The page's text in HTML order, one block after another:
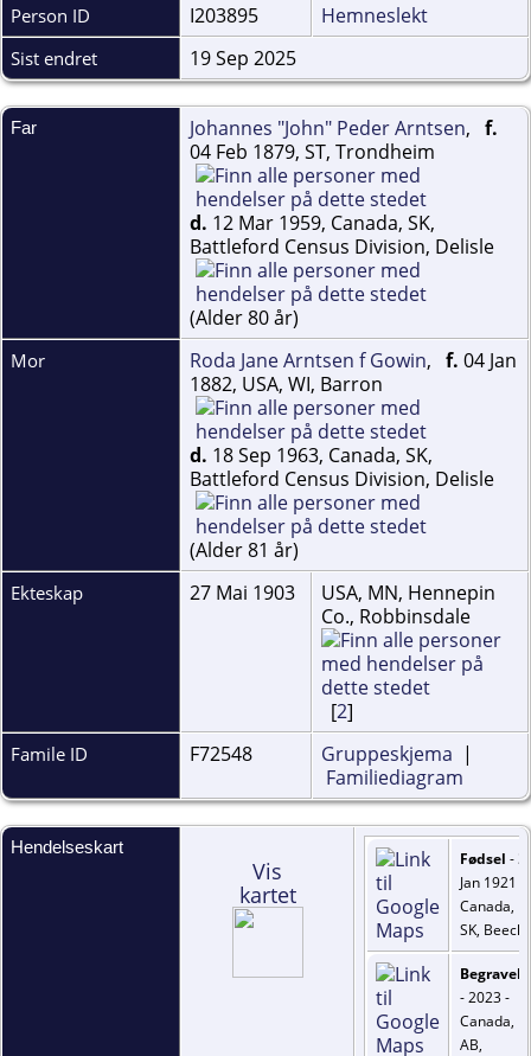
Person ID I203895 Hemneslekt
Sist endret 19 Sep 2025
Far Johannes "John" Peder Arntsen, f.
04 Feb 1879, ST, Trondheim
d. 12 Mar 1959, Canada, SK,
Battleford Census Division, Delisle
(Alder 80 år)
Mor Roda Jane Arntsen f Gowin, f. 04 Jan
1882, USA, WI, Barron
d. 18 Sep 1963, Canada, SK,
Battleford Census Division, Delisle
(Alder 81 år)
Ekteskap 27 Mai 1903
USA, MN, Hennepin
Co., Robbinsdale
[2]
Famile ID F72548 Gruppeskjema |
Familiediagram
Hendelseskart
Vis
kartet
Fødsel -
Jan 1921 -
Canada,
SK, Beechy
- 2023 -
Canada,
AB,